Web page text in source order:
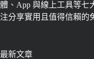
體、App 與線上工具等七
注分享實用且值得信賴的
最新文章